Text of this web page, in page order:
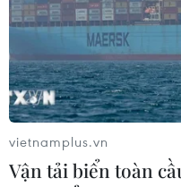
vietnamplus.vn
Vận tải biển toàn